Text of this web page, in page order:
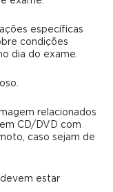
específicas
condições
dia do exame.
relacionados
CD/DVD com
caso sejam de
estar